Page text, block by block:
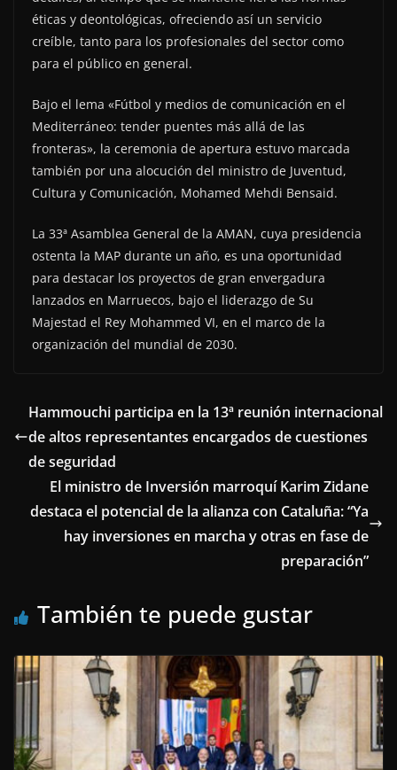
éticas y deontológicas, ofreciendo así un servicio
creíble, tanto para los profesionales del sector como
para el público en general.
Bajo el lema «Fútbol y medios de comunicación en el
Mediterráneo: tender puentes más allá de las
fronteras», la ceremonia de apertura estuvo marcada
también por una alocución del ministro de Juventud,
Cultura y Comunicación, Mohamed Mehdi Bensaid.
La 33ª Asamblea General de la AMAN, cuya presidencia
ostenta la MAP durante un año, es una oportunidad
para destacar los proyectos de gran envergadura
lanzados en Marruecos, bajo el liderazgo de Su
Majestad el Rey Mohammed VI, en el marco de la
organización del mundial de 2030.
Hammouchi participa en la 13ª reunión internacional
de altos representantes encargados de cuestiones
de seguridad
El ministro de Inversión marroquí Karim Zidane
destaca el potencial de la alianza con Cataluña: “Ya
hay inversiones en marcha y otras en fase de
preparación”
También te puede gustar